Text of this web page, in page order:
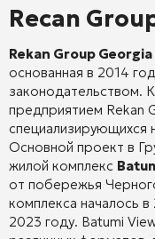
Recan
Rekan Group Georgia
основанная в 2014
законодательством.
предприятием Rekan
специализирующихся
Основной проект в
жилой комплекс
от побережья
комплекса началось
2023 году. Batumi